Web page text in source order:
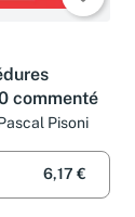
commenté
Pisoni
6,17 €